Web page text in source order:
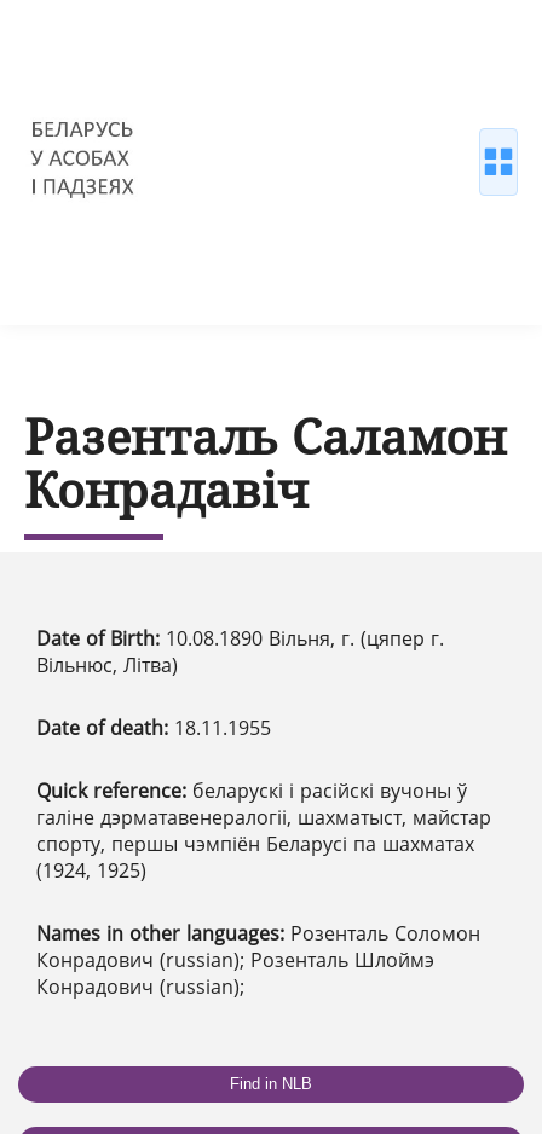
Разенталь Саламон
Конрадавіч
Date of Birth: 10.08.1890 Вільня, г. (цяпер г.
Вільнюс, Літва)
Date of death: 18.11.1955
Quick reference: беларускі і расійскі вучоны ў
галіне дэрматавенералогіі, шахматыст, майстар
спорту, першы чэмпіён Беларусі па шахматах
(1924, 1925)
Names in other languages: Розенталь Соломон
Конрадович (russian); Розенталь Шлоймэ
Конрадович (russian);
Find in NLB